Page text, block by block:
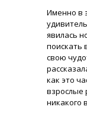
Именно в
явилась
поискать
свою
как это
взрослые
никакого